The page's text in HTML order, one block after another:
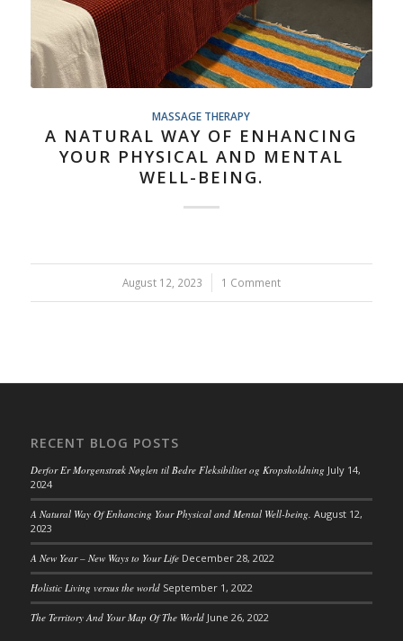
MASSAGE THERAPY
A NATURAL WAY OF ENHANCING
YOUR PHYSICAL AND MENTAL
WELL-BEING.
August 12, 2023
/ 1 Comment
RECENT BLOG POSTS
Derfor Er Morgenstræk Nøglen til Bedre Fleksibilitet og Kropsholdning July 14,
2024
A Natural Way Of Enhancing Your Physical and Mental Well-being. August 12,
2023
A New Year – New Ways to Your Life December 28, 2022
Holistic Living versus the world September 1, 2022
The Territory And Your Map Of The World June 26, 2022